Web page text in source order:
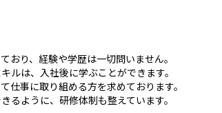
おり、経験や学歴は一切問いません。
ルは、入社後に学ぶことができます。
仕事に取り組める方を求めております。
るように、研修体制も整えています。